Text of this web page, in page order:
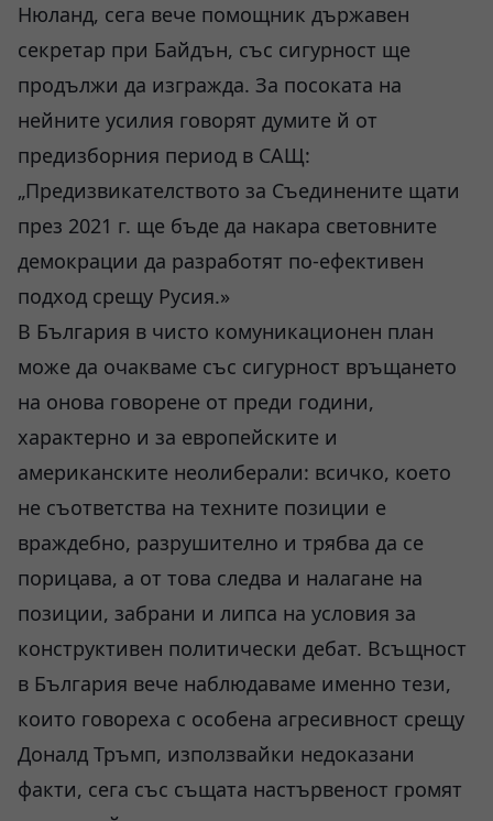
Нюланд, сега вече помощник държавен
секретар при Байдън, със сигурност ще
продължи да изгражда. За посоката на
нейните усилия говорят думите й от
предизборния период в САЩ:
„Предизвикателството за Съединените щати
през 2021 г. ще бъде да накара световните
демокрации да разработят по-ефективен
подход срещу Русия.»
В България в чисто комуникационен план
може да очакваме със сигурност връщането
на онова говорене от преди години,
характерно и за европейските и
американските неолиберали: всичко, което
не съответства на техните позиции е
враждебно, разрушително и трябва да се
порицава, а от това следва и налагане на
позиции, забрани и липса на условия за
конструктивен политически дебат. Всъщност
в България вече наблюдаваме именно тези,
които говореха с особена агресивност срещу
Доналд Тръмп, използвайки недоказани
факти, сега със същата настървеност громят